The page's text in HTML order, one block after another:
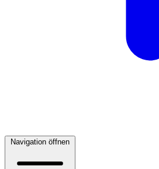
Navigation öffnen